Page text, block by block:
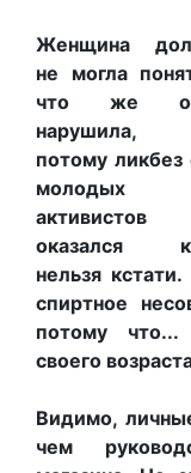
Женщина
не могла
что же
нарушила,
потому ликбез
молодых
активистов
оказался
нельзя кстати.
спиртное
потому
своего
Видимо,
чем